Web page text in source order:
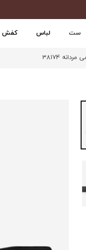
ست لباس کفش
38174